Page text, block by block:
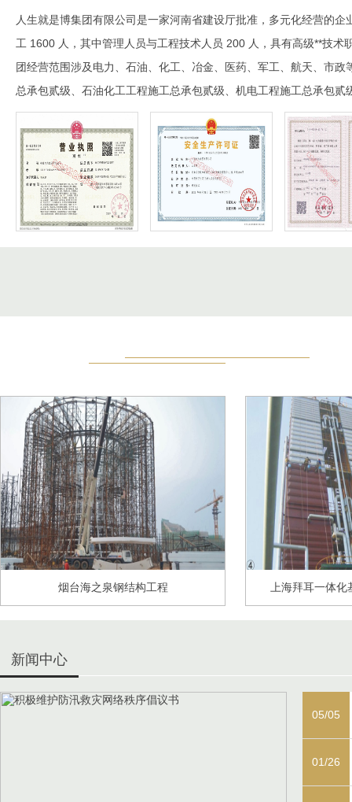
人生就是博集团有限公司是一家河南省建设厅批准，多元化经营的企
工 1600 人，其中管理人员与工程技术人员 200 人 ，具有高级**技术
团经营范围涉及电力 、石油、化工、冶金、医药、军工、航天
总承包贰级、石油化工工程施工总承包贰级、机电工程施工总承包贰
烟台海之泉钢结构工程 上海拜耳一体
新闻中心
05/05
01/26